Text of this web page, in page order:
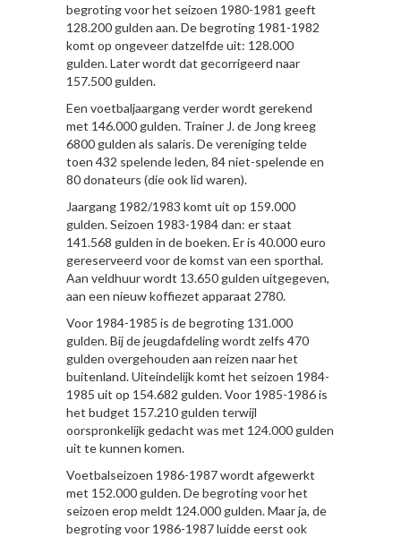
begroting voor het seizoen 1980-1981 geeft
128.200 gulden aan. De begroting 1981-1982
komt op ongeveer datzelfde uit: 128.000
gulden. Later wordt dat gecorrigeerd naar
157.500 gulden.
Een voetbaljaargang verder wordt gerekend
met 146.000 gulden. Trainer J. de Jong kreeg
6800 gulden als salaris. De vereniging telde
toen 432 spelende leden, 84 niet-spelende en
80 donateurs (die ook lid waren).
Jaargang 1982/1983 komt uit op 159.000
gulden. Seizoen 1983-1984 dan: er staat
141.568 gulden in de boeken. Er is 40.000 euro
gereserveerd voor de komst van een sporthal.
Aan veldhuur wordt 13.650 gulden uitgegeven,
aan een nieuw koffiezet apparaat 2780.
Voor 1984-1985 is de begroting 131.000
gulden. Bij de jeugdafdeling wordt zelfs 470
gulden overgehouden aan reizen naar het
buitenland. Uiteindelijk komt het seizoen 1984-
1985 uit op 154.682 gulden. Voor 1985-1986 is
het budget 157.210 gulden terwijl
oorspronkelijk gedacht was met 124.000 gulden
uit te kunnen komen.
Voetbalseizoen 1986-1987 wordt afgewerkt
met 152.000 gulden. De begroting voor het
seizoen erop meldt 124.000 gulden. Maar ja, de
begroting voor 1986-1987 luidde eerst ook